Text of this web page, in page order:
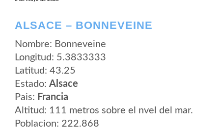
ALSACE – BONNEVEINE
Nombre: Bonneveine
Longitud: 5.3833333
Latitud: 43.25
Estado: Alsace
Pais: Francia
Altitud: 111 metros sobre el nvel del mar.
Poblacion: 222.868